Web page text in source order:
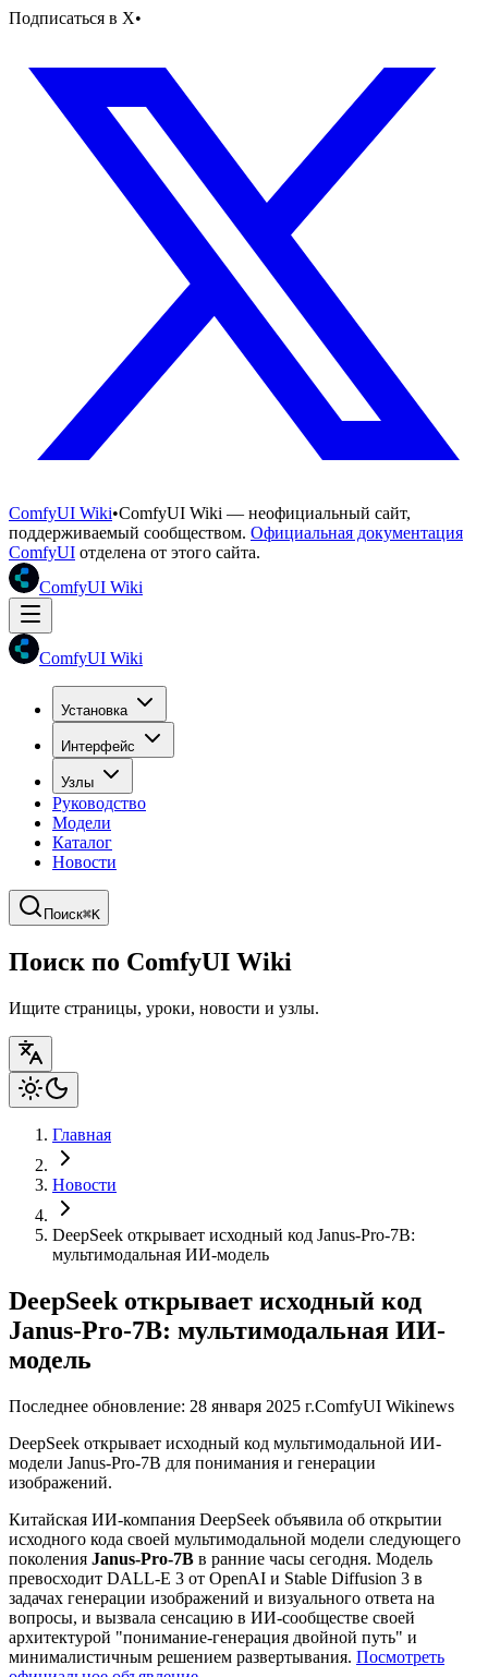
Подписаться в X•
ComfyUI Wiki•ComfyUI Wiki — неофициальный сайт,
поддерживаемый сообществом. Официальная документация
ComfyUI отделена от этого сайта.
ComfyUI Wiki
ComfyUI Wiki
Установка
Интерфейс
Узлы
Руководство
Модели
Каталог
Новости
Поиск⌘K
Поиск по ComfyUI Wiki
Ищите страницы, уроки, новости и узлы.
Главная
Новости
DeepSeek открывает исходный код Janus-Pro-7B:
мультимодальная ИИ-модель
DeepSeek открывает исходный код
Janus-Pro-7B: мультимодальная ИИ-
модель
Последнее обновление: 28 января 2025 г.ComfyUI Wikinews
DeepSeek открывает исходный код мультимодальной ИИ-
модели Janus-Pro-7B для понимания и генерации
изображений.
Китайская ИИ-компания DeepSeek объявила об открытии
исходного кода своей мультимодальной модели следующего
поколения Janus-Pro-7B в ранние часы сегодня. Модель
превосходит DALL-E 3 от OpenAI и Stable Diffusion 3 в
задачах генерации изображений и визуального ответа на
вопросы, и вызвала сенсацию в ИИ-сообществе своей
архитектурой "понимание-генерация двойной путь" и
минималистичным решением развертывания. Посмотреть